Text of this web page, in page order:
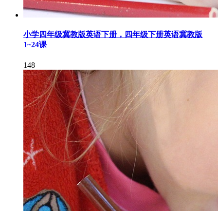
小学四年级冀教版英语下册，四年级下册英语冀教版
1~24课
148